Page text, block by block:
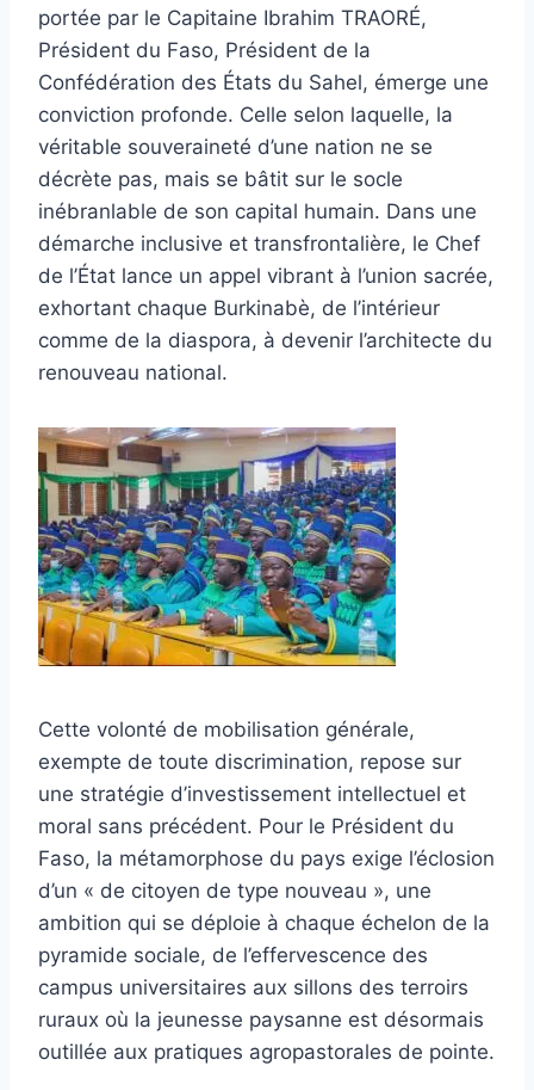
portée par le Capitaine Ibrahim TRAORÉ,
Président du Faso, Président de la
Confédération des États du Sahel, émerge une
conviction profonde. Celle selon laquelle, la
véritable souveraineté d’une nation ne se
décrète pas, mais se bâtit sur le socle
inébranlable de son capital humain. Dans une
démarche inclusive et transfrontalière, le Chef
de l’État lance un appel vibrant à l’union sacrée,
exhortant chaque Burkinabè, de l’intérieur
comme de la diaspora, à devenir l’architecte du
renouveau national.
Cette volonté de mobilisation générale,
exempte de toute discrimination, repose sur
une stratégie d’investissement intellectuel et
moral sans précédent. Pour le Président du
Faso, la métamorphose du pays exige l’éclosion
d’un « de citoyen de type nouveau », une
ambition qui se déploie à chaque échelon de la
pyramide sociale, de l’effervescence des
campus universitaires aux sillons des terroirs
ruraux où la jeunesse paysanne est désormais
outillée aux pratiques agropastorales de pointe.